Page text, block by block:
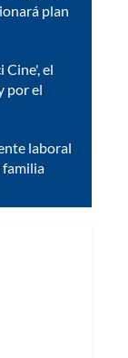
plan
Cine', el
por el
laboral
familia